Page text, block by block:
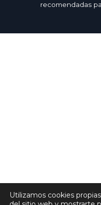
recomendadas
Utilizamos cookies